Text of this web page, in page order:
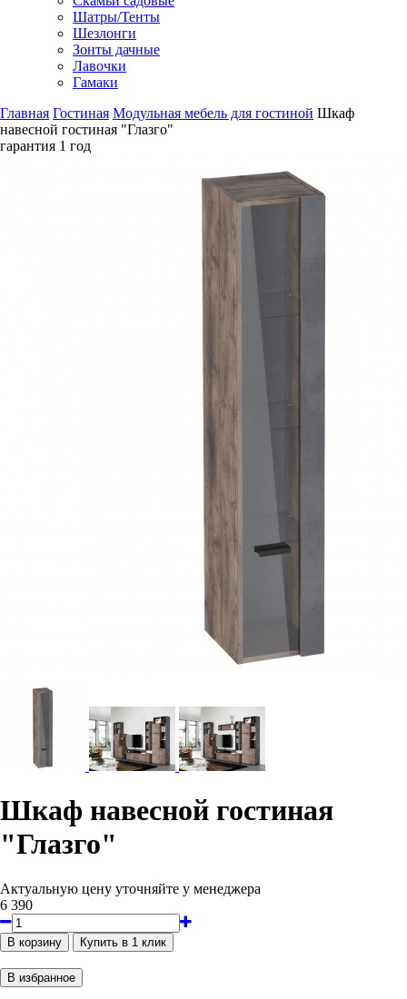
Шатры/Тенты
Шезлонги
Зонты дачные
Лавочки
Гамаки
Главная Гостиная Модульная мебель для гостиной Шкаф
навесной гостиная "Глазго"
гарантия 1 год
Шкаф навесной гостиная
"Глазго"
Актуальную цену уточняйте у менеджера
6 390